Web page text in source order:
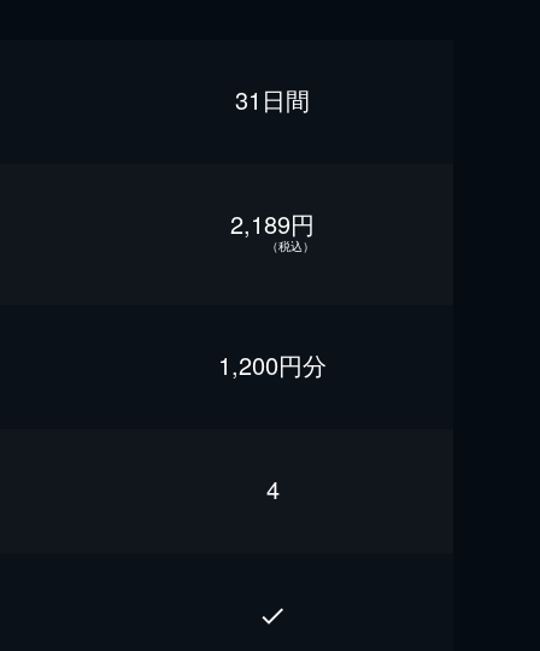
31日間
2,189円
（税込）
1,200円分
4